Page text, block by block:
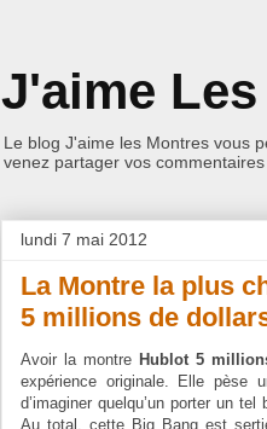
J'aime
Le blog J'aime les Montres vous
venez partager vos
lundi 7 mai 2012
La Montre la plus
5 millions de
Avoir la montre Hublot 5
expérience originale. Elle pèse
d’imaginer quelqu’un porter un
Au total, cette Big Bang est